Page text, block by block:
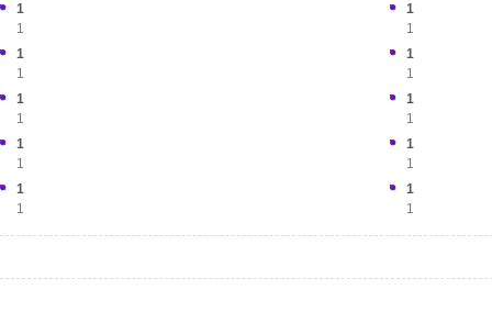
1
1
1
1
1
1
1
1
1
1
1
1
1
1
1
1
1
1
1
1